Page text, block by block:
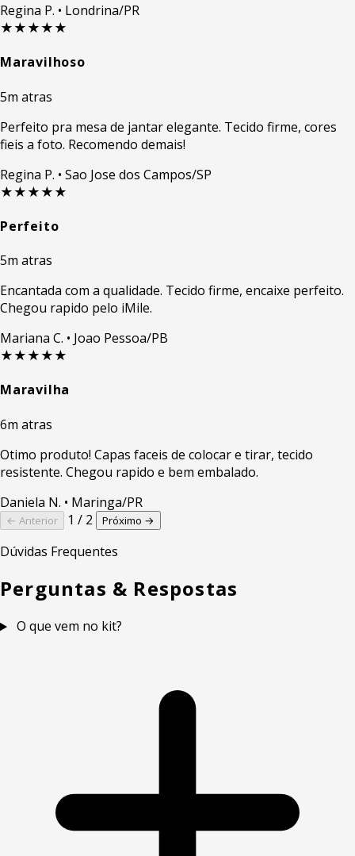
Regina P. • Londrina/PR
★★★★★
Maravilhoso
5m atras
Perfeito pra mesa de jantar elegante. Tecido firme, cores
fieis a foto. Recomendo demais!
Regina P. • Sao Jose dos Campos/SP
★★★★★
Perfeito
5m atras
Encantada com a qualidade. Tecido firme, encaixe perfeito.
Chegou rapido pelo iMile.
Mariana C. • Joao Pessoa/PB
★★★★★
Maravilha
6m atras
Otimo produto! Capas faceis de colocar e tirar, tecido
resistente. Chegou rapido e bem embalado.
Daniela N. • Maringa/PR
← Anterior 1 / 2 Próximo →
Dúvidas Frequentes
Perguntas & Respostas
O que vem no kit?